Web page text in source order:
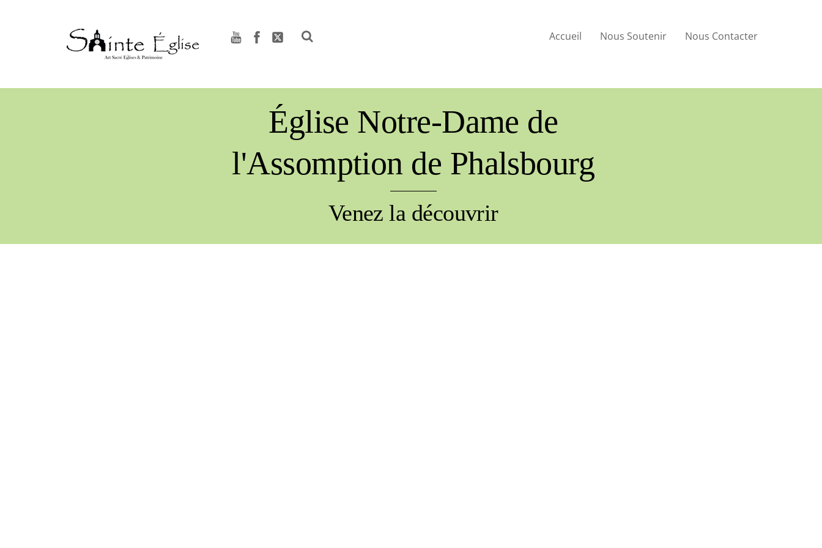
YouTubeFacebook
Twitter Accueil Nous Soutenir Nous Contacter
Église Notre-Dame de
l'Assomption de Phalsbourg
Venez la découvrir